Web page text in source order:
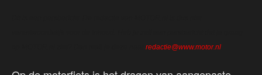
redactie@www.motor.nl